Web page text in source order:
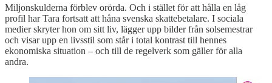
Miljonskulderna förblev orörda. Och i stället för att hålla en låg
profil har Tara fortsatt att håna svenska skattebetalare. I sociala
medier skryter hon om sitt liv, lägger upp bilder från solsemestrar
och visar upp en livsstil som står i total kontrast till hennes
ekonomiska situation – och till de regelverk som gäller för alla
andra.